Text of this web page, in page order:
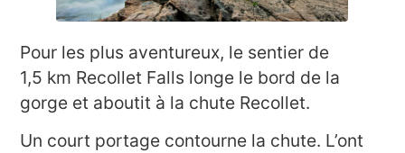
Pour les plus aventureux, le sentier de
1,5 km Recollet Falls longe le bord de la
gorge et aboutit à la chute Recollet.
Un court portage contourne la chute. L’ont